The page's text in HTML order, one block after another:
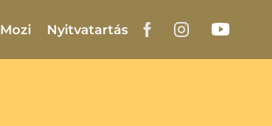
Mozi Nyitvatartás